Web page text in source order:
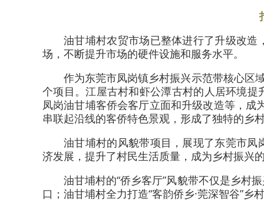
油甘埔村农贸市场已整体进行了升级改
场，不断提升市场的硬件设施和服务水平。
作为东莞市凤岗镇乡村振兴示范带核心区
个项目。江屋古村和虾公潭古村的人居环境
凤岗油甘埔客侨会客厅立面和升级改造等，成
串联起沿线的客侨特色景观，形成了独特的乡
油甘埔村的风貌带项目，展现了东莞市
济发展，提升了村民生活质量，成为乡村振兴
油甘埔村的“侨乡客厅”风貌带不仅是乡村
口；油甘埔村全力打造“客韵侨乡·莞深智谷”